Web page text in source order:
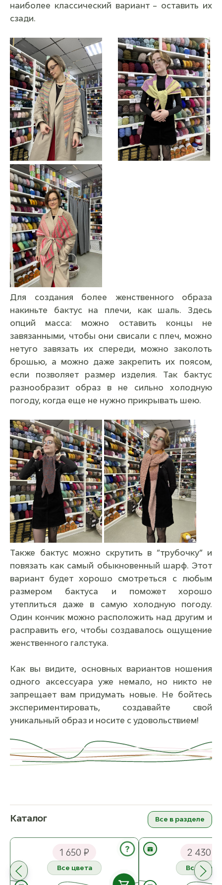
наиболее классический вариант – оставить их
сзади.
Для создания более женственного образа
накиньте бактус на плечи, как шаль. Здесь
опций масса: можно оставить концы не
завязанными, чтобы они свисали с плеч, можно
нетуго завязать их спереди, можно заколоть
брошью, а можно даже закрепить их поясом,
если позволяет размер изделия. Так бактус
разнообразит образ в не сильно холодную
погоду, когда еще не нужно прикрывать шею.
Также бактус можно скрутить в “трубочку” и
повязать как самый обыкновенный шарф. Этот
вариант будет хорошо смотреться с любым
размером бактуса и поможет хорошо
утеплиться даже в самую холодную погоду.
Один кончик можно расположить над другим и
расправить его, чтобы создавалось ощущение
женственного галстука.
Как вы видите, основных вариантов ношения
одного аксессуара уже немало, но никто не
запрещает вам придумать новые. Не бойтесь
экспериментировать, создавайте свой
уникальный образ и носите с удовольствием!
Каталог Все в разделе
Набор пряжи на бактус
?
1 650 ₽
Все цвета
Набор пряжи на
Шапку
2 430 ₽
Все цвета